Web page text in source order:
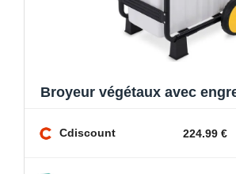
Broyeur végétaux avec
Cdiscount 224.99 €